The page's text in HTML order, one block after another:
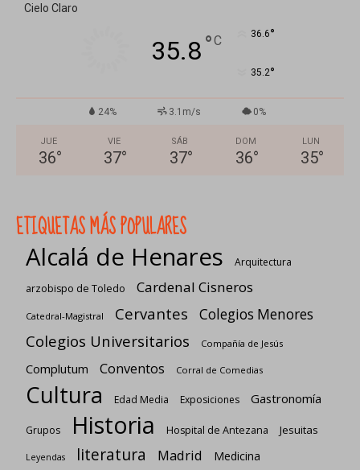
Cielo Claro
35.8°C 36.6°
35.2°
24% 3.1m/s 0%
JUE
36°
VIE
37°
SÁB
37°
DOM
36°
LUN
35°
ETIQUETAS MÁS POPULARES
Alcalá de Henares
Arquitectura
arzobispo de Toledo
Cardenal Cisneros
Catedral-Magistral Cervantes Colegios Menores
Colegios Universitarios Compañía de Jesús
Complutum Conventos Corral de Comedias
Cultura Edad Media Exposiciones Gastronomía
Grupos Historia Hospital de Antezana Jesuitas
Leyendas literatura Madrid Medicina